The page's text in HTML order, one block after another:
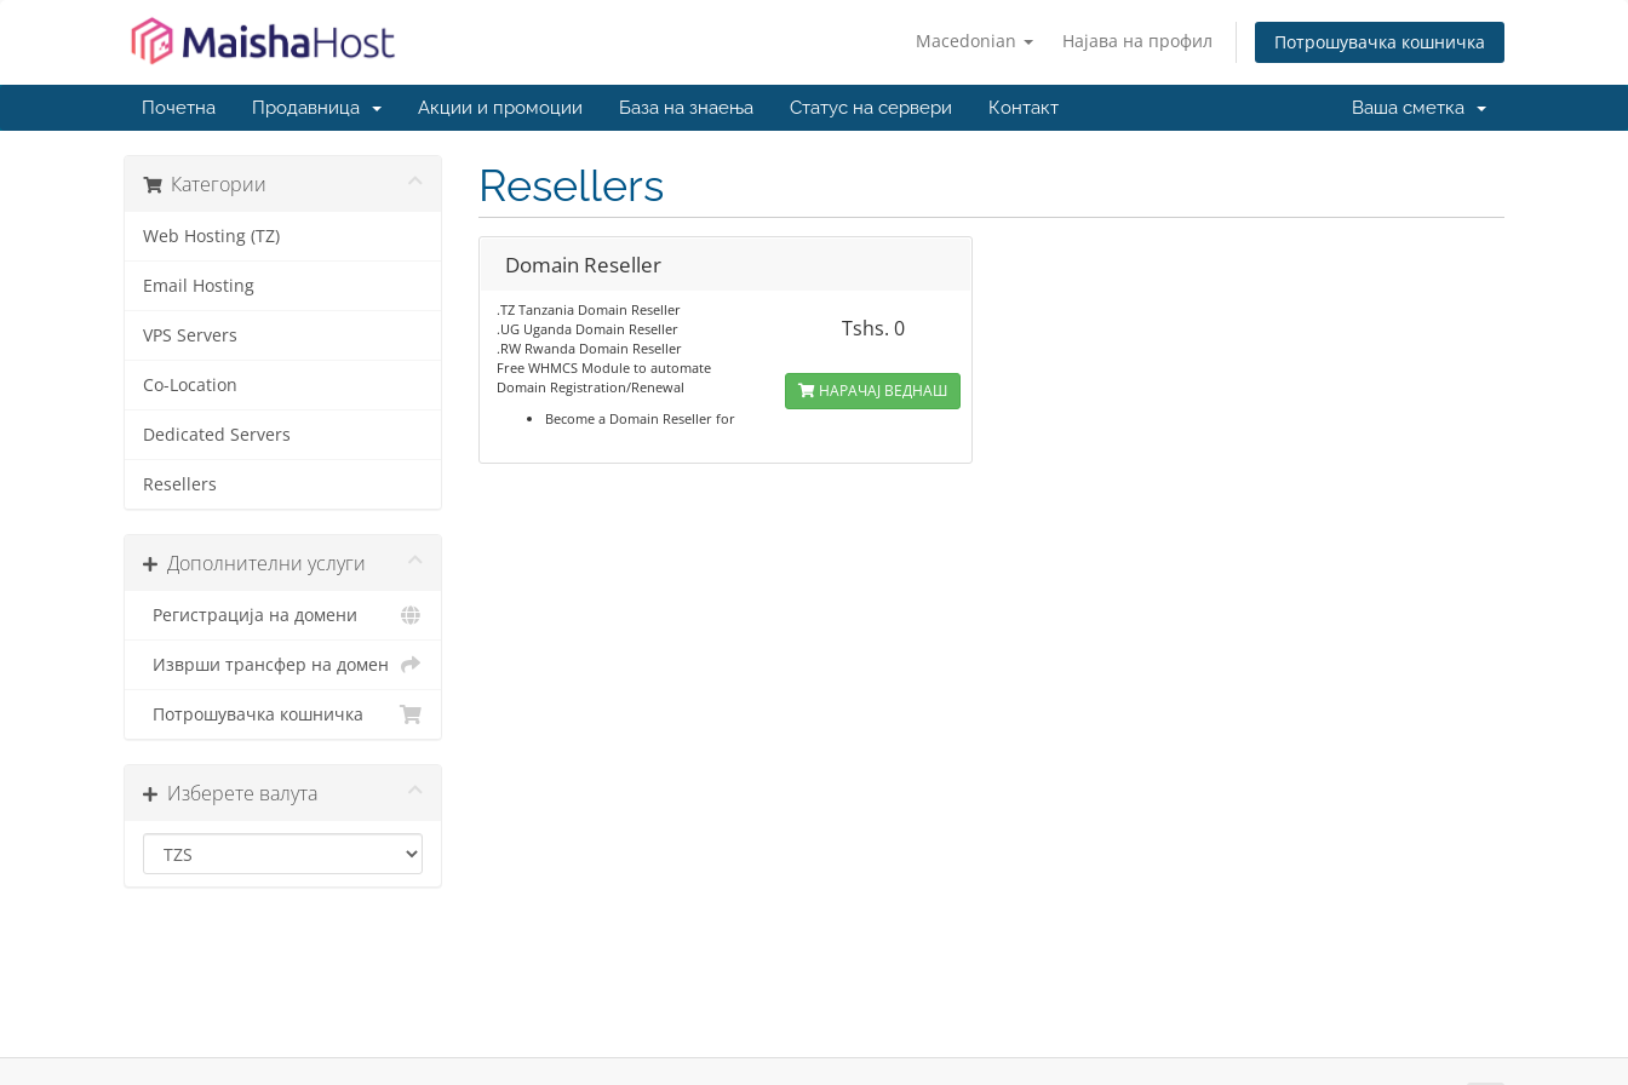
Macedonian Најава на профил Потрошувачка кошничка
Почетна Продавница Акции и промоции База на знаења Статус на сервери Контакт Ваша сметка
Категории
Web Hosting (TZ)
Email Hosting
VPS Servers
Co-Location
Dedicated Servers
Resellers
Дополнителни услуги
Регистрација на домени
Изврши трансфер на домен
Потрошувачка кошничка
Изберете валута
Resellers
Domain Reseller
.TZ Tanzania Domain Reseller
.UG Uganda Domain Reseller
.RW Rwanda Domain Reseller
Free WHMCS Module to automate
Domain Registration/Renewal
Become a Domain Reseller for
Tshs. 0
НАРАЧАЈ ВЕДНАШ